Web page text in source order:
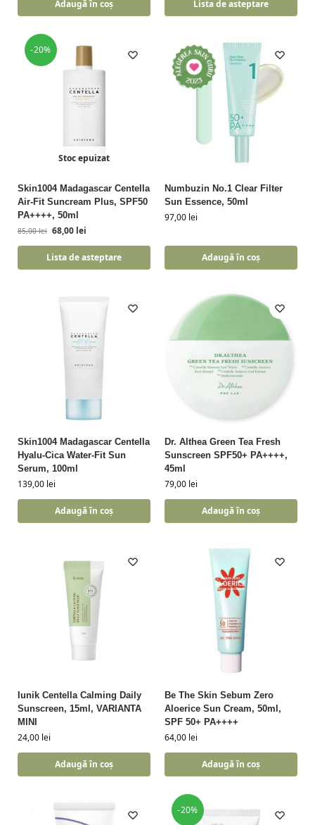
Adaugă în coș Lista de asteptare
-20%
Stoc epuizat
Skin1004 Madagascar Centella
Air-Fit Suncream Plus, SPF50
PA++++, 50ml
85,00lei 68,00 lei
Lista de asteptare
Numbuzin No.1 Clear Filter
Sun Essence, 50ml
97,00 lei
Adaugă în coș
Skin1004 Madagascar Centella
Hyalu-Cica Water-Fit Sun
Serum, 100ml
139,00 lei
Adaugă în coș
Dr. Althea Green Tea Fresh
Sunscreen SPF50+ PA++++,
45ml
79,00 lei
Adaugă în coș
Iunik Centella Calming Daily
Sunscreen, 15ml, VARIANTA
MINI
24,00 lei
Adaugă în coș
Be The Skin Sebum Zero
Aloerice Sun Cream, 50ml,
SPF 50+ PA++++
64,00 lei
Adaugă în coș
-20%